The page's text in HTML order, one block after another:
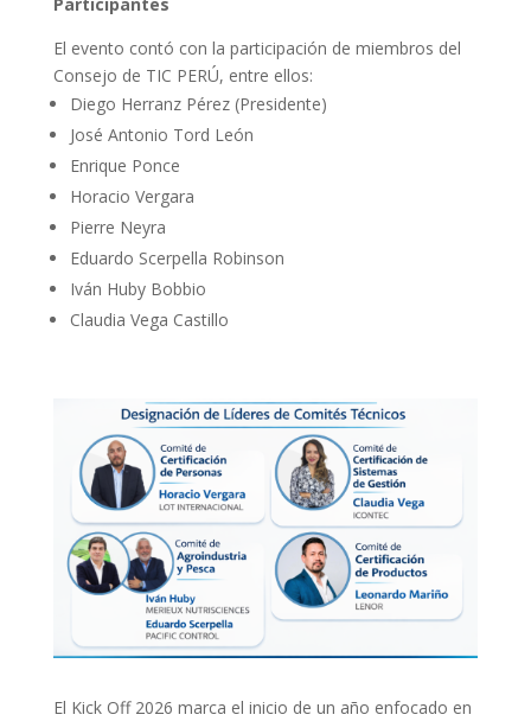
El evento contó con la participación de miembros del
Consejo de TIC PERÚ, entre ellos:
Diego Herranz Pérez (Presidente)
José Antonio Tord León
Enrique Ponce
Horacio Vergara
Pierre Neyra
Eduardo Scerpella Robinson
Iván Huby Bobbio
Claudia Vega Castillo
El Kick Off 2026 marca el inicio de un año enfocado en